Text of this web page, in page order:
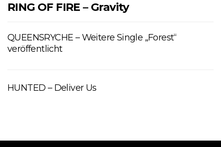
RING OF FIRE – Gravity
QUEENSRYCHE – Weitere Single „Forest“
veröffentlicht
HUNTED – Deliver Us